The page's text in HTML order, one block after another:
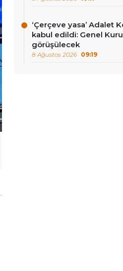
‘Çerçeve yasa’ Adalet
kabul edildi: Genel
görüşülecek
8 Ağustos 2026 09:19